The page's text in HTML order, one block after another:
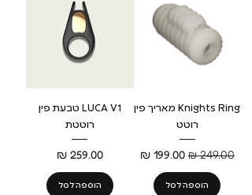
Knights Ring מאריך פין
רוטט
מחיר רגיל‏249.00 ‏₪ מחיר מבצע‏199.00 ‏₪
הוספה לסל
LUCA V1 טבעת פין
רוטטת
מחיר‏259.00 ‏₪
הוספה לסל